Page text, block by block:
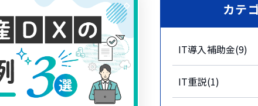
カテ
IT導入補助金(9)
IT重説(1)